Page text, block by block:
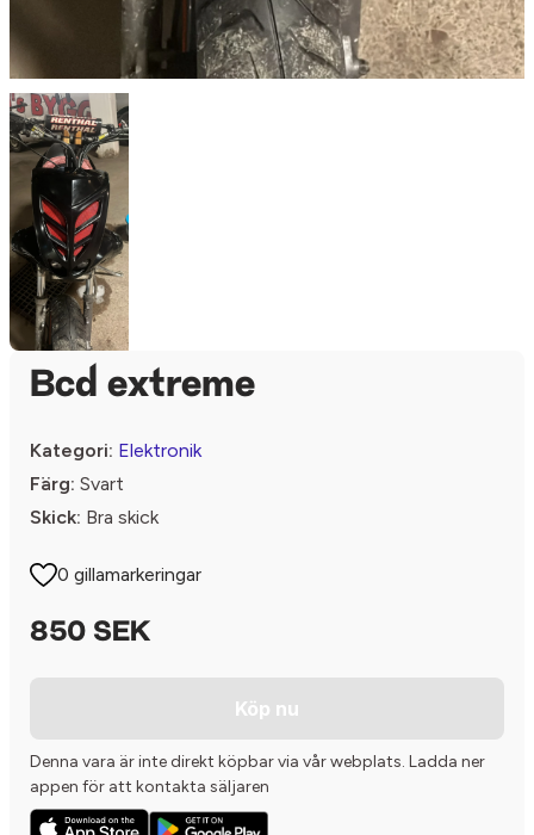
Bcd extreme
Kategori: Elektronik
Färg: Svart
Skick: Bra skick
0 gillamarkeringar
850 SEK
Köp nu
Denna vara är inte direkt köpbar via vår webplats. Ladda ner
appen för att kontakta säljaren